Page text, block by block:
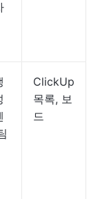
ClickUp
목록, 보
드